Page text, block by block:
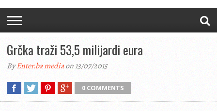
Grčka traži 53,5 milijardi eura
ByEnter.ba mediaon 13/07/2015
0 COMMENTS